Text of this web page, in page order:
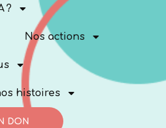
?
Nos actions
histoires
DON